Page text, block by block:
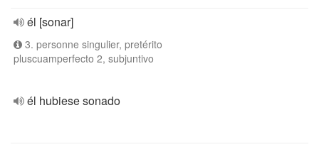
él [sonar]
3. personne singulier, pretérito
pluscuamperfecto 2, subjuntivo
él hubiese sonado